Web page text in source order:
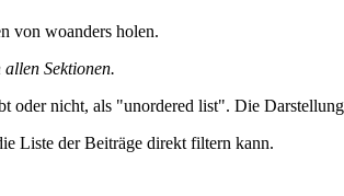
von woanders holen.
Sektionen.
oder nicht, als "unordered list". Die
Liste der Beiträge direkt filtern kann.